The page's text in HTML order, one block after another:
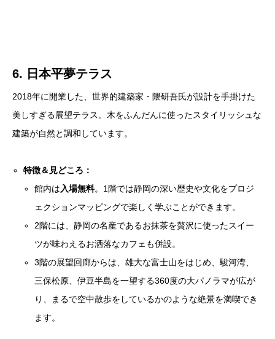
6. 日本平夢テラス
2018年に開業した、世界的建築家・隈研吾氏が設計を手掛けた
美しすぎる展望テラス。木をふんだんに使ったスタイリッシュな
建築が自然と調和しています。
特徴＆見どころ：
館内は入場無料。1階では静岡の深い歴史や文化をプロジ
ェクションマッピングで楽しく学ぶことができます。
2階には、静岡の名産であるお抹茶を贅沢に使ったスイー
ツが味わえるお洒落なカフェも併設。
3階の展望回廊からは、雄大な富士山をはじめ、駿河湾、
三保松原、伊豆半島を一望する360度の大パノラマが広が
り、まるで空中散歩をしているかのような絶景を満喫でき
ます。